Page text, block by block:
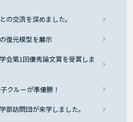
の交流を深めました。
復元模型を展示
会第1回優秀論文賞を受賞しま
クルーが準優勝！
部訪問団が来学しました。